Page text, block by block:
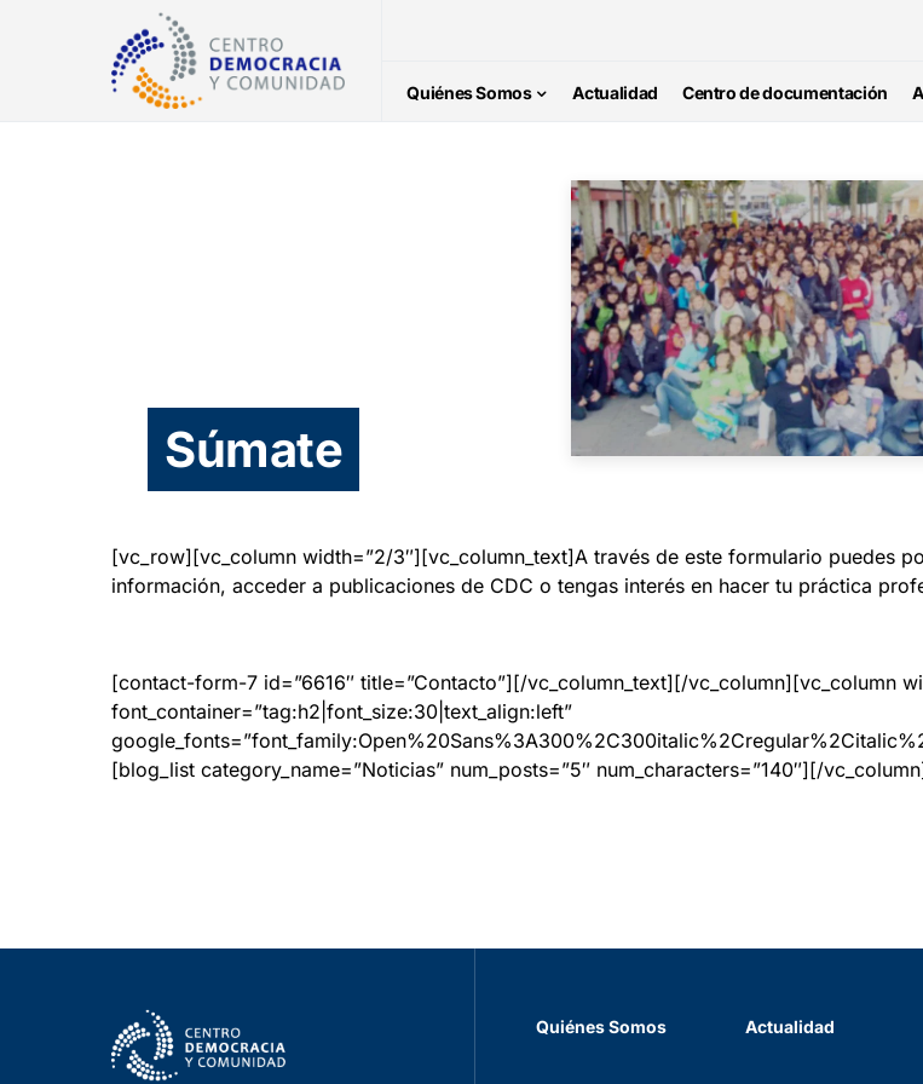
Quiénes Somos Actualidad Centro de documentación
Súmate
[vc_row][vc_column width=”2/3″][vc_column_text]A través de este formulario puedes
información, acceder a publicaciones de CDC o tengas interés en hacer tu práctica
[contact-form-7 id=”6616″ title=”Contacto”][/vc_column_text][/vc_column][vc_column
font_container=”tag:h2|font_size:30|text_align:left”
[blog_list category_name=”Noticias” num_posts=”5″ num_characters=”140″][/
Quiénes Somos Actualidad